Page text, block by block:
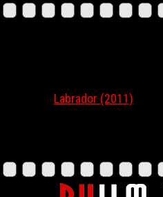
Labrador (2011)